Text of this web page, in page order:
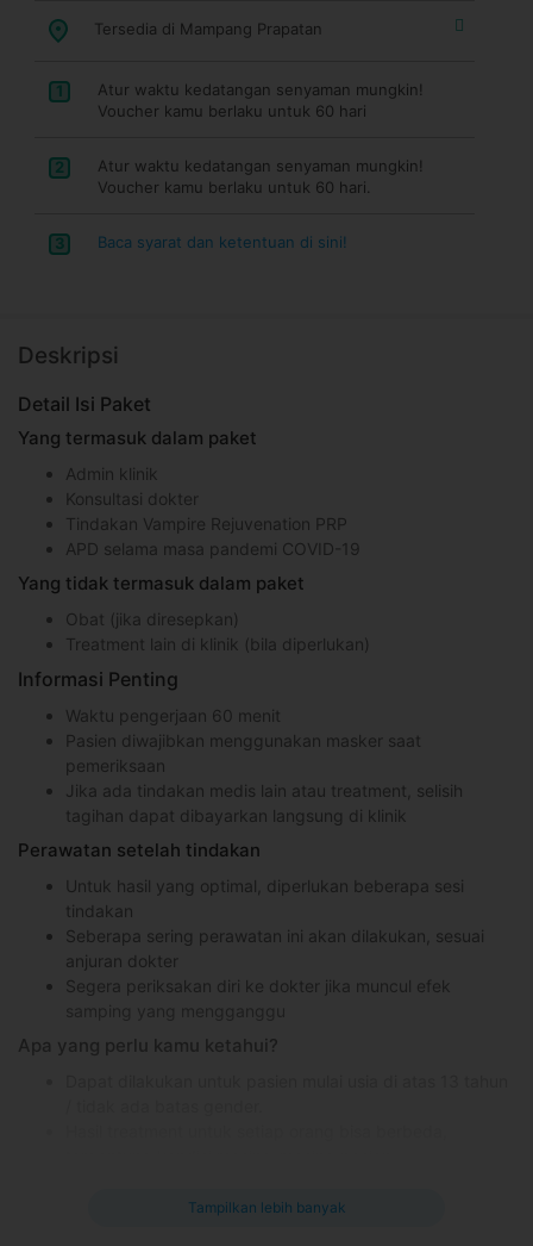
Tersedia di Mampang Prapatan
1
Atur waktu kedatangan senyaman mungkin!
Voucher kamu berlaku untuk 60 hari
2
Atur waktu kedatangan senyaman mungkin!
Voucher kamu berlaku untuk 60 hari.
3 Baca syarat dan ketentuan di sini!
Deskripsi
Detail Isi Paket
Yang termasuk dalam paket
Admin klinik
Konsultasi dokter
Tindakan Vampire Rejuvenation PRP
APD selama masa pandemi COVID-19
Yang tidak termasuk dalam paket
Obat (jika diresepkan)
Treatment lain di klinik (bila diperlukan)
Informasi Penting
Waktu pengerjaan 60 menit
Pasien diwajibkan menggunakan masker saat
pemeriksaan
Jika ada tindakan medis lain atau treatment, selisih
tagihan dapat dibayarkan langsung di klinik
Perawatan setelah tindakan
Untuk hasil yang optimal, diperlukan beberapa sesi
tindakan
Seberapa sering perawatan ini akan dilakukan, sesuai
anjuran dokter
Segera periksakan diri ke dokter jika muncul efek
Apa yang perlu kamu ketahui?
penyakit tertentu.Tampilkan lebih banyak